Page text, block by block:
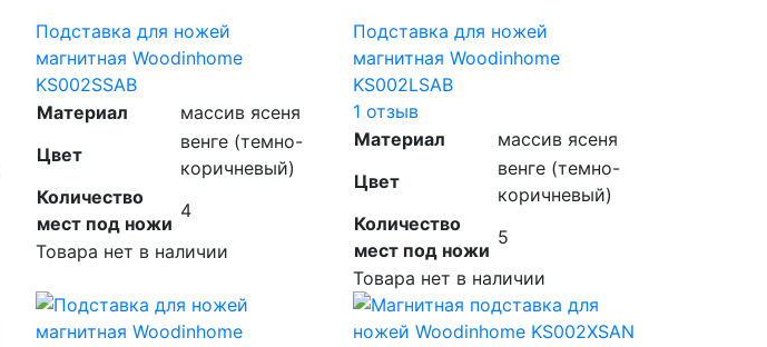
Подставка для ножей
магнитная Woodinhome
KS002SSAB
Материал
массив ясеня
Цвет
венге (темно-
коричневый)
Количество
мест под ножи
4
Товара нет в наличии
Подставка для ножей
магнитная Woodinhome
KS002LSAB
1 отзыв
Материал
массив ясеня
Цвет
венге (темно-
коричневый)
Количество
мест под ножи
5
Товара нет в наличии